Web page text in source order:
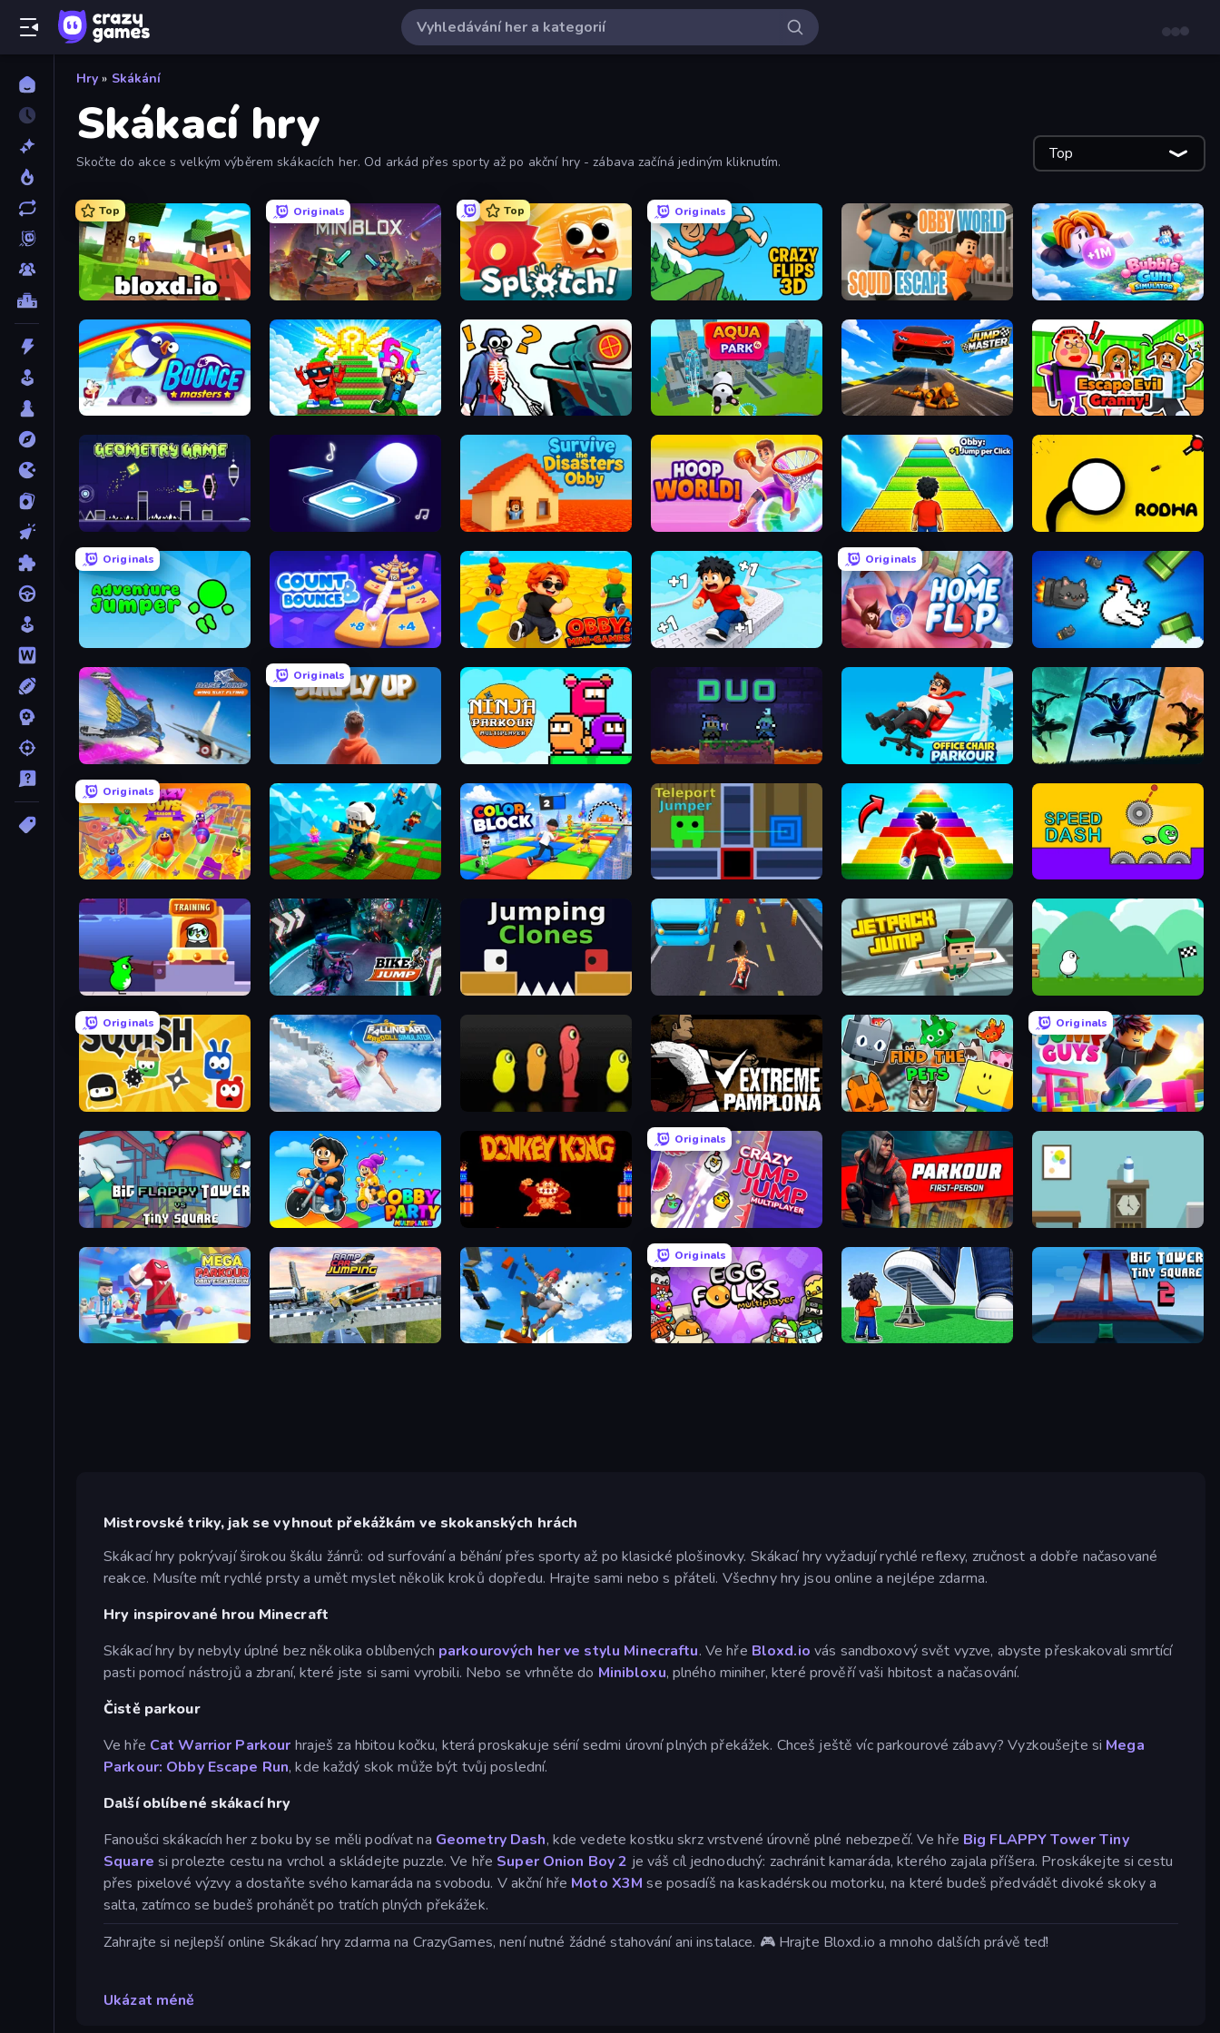
Hry » Skákání
Skákací hry
Skočte do akce s velkým výběrem skákacích her. Od arkád přes sporty až po akční hry - zábava začíná jediným kliknutím. Top
Top
Bloxd.io
Originals
Miniblox
Top
Splotch!
Originals
Crazy Flips 3D Obby World: Squid Escape Bubble Gum Simulator
Bouncemasters Run and Jump for Brainrot Sniper Shot: Bullet Time Aquapark.io Jump Master: Car Racing Escape Evil Granny!
Geometry Game Tile Jumper 3D Survive the Disasters: Obby Hoop World 3D Obby: +1 Jump per Click Rodha
Originals
Adventure Jumper Count and Bounce Obby: Mini-Games Speed per Click: Obby
Originals
Home Flip Honk
Base Jump Wing Suit Flying
Originals
SimplyUp.io Ninja Parkour Multiplayer Duo Office Chair Parkour Shadow Ninja Revenge
Originals
Crazy Guys Robby: Many Games Color Block Teleport Jumper Obby Highest Jump Ever
Duck Life: Space Bike Jump Jumping Clones Bus and Subway Runner Jetpack Jump
Originals
Squish Falling Art Ragdoll Simulator Duck Life 3 Extreme Pamplona Find The Pets
Originals
Jump Guys
Big FLAPPY Tower Tiny Square Obby Party Multiplayer
Originals
Crazy Jump Jump Multiplayer Parkour First-Person Flip Bottle
Mega Parkour: Obby Escape Run Ramp Car Jumping Only Up 3D Parkour: Go Ascend
Originals
Egg Folks Multiplayer Obby: Click and Grow Big Tower Tiny Square 2
Mistrovské triky, jak se vyhnout překážkám ve skokanských hrách
Skákací hry pokrývají širokou škálu žánrů: od surfování a běhání přes sporty až po klasické plošinovky. Skákací hry vyžadují rychlé reflexy, zručnost a dobře načasované
reakce. Musíte mít rychlé prsty a umět myslet několik kroků dopředu. Hrajte sami nebo s přáteli. Všechny hry jsou online a nejlépe zdarma.
Hry inspirované hrou Minecraft
Skákací hry by nebyly úplné bez několika oblíbených parkourových herve stylu Minecraftu. Ve hře Bloxd.io vás sandboxový svět vyzve, abyste přeskakovali smrtící
pasti pomocí nástrojů a zbraní, které jste si sami vyrobili. Nebo se vrhněte do Minibloxu, plného miniher, které prověří vaši hbitost a načasování.
Čistě parkour
Ve hře Cat Warrior Parkour hraješ za hbitou kočku, která proskakuje sérií sedmi úrovní plných překážek. Chceš ještě víc parkourové zábavy? Vyzkoušejte si Mega
Parkour: Obby Escape Run, kde každý skok může být tvůj poslední.
Další oblíbené skákací hry
Fanoušci skákacích her z boku by se měli podívat na Geometry Dash, kde vedete kostku skrz vrstvené úrovně plné nebezpečí. Ve hře Big FLAPPY Tower Tiny
Square si prolezte cestu na vrchol a skládejte puzzle. Ve hře Super Onion Boy 2 je váš cíl jednoduchý: zachránit kamaráda, kterého zajala příšera. Proskákejte si cestu
přes pixelové výzvy a dostaňte svého kamaráda na svobodu. V akční hře Moto X3M se posadíš na kaskadérskou motorku, na které budeš předvádět divoké skoky a
salta, zatímco se budeš prohánět po tratích plných překážek.
Zahrajte si nejlepší online Skákací hry zdarma na CrazyGames, není nutné žádné stahování ani instalace. 🎮 Hrajte Bloxd.io a mnoho dalších právě teď!
Ukázat méně